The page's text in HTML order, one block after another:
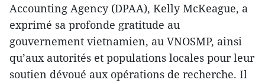
Accounting Agency (DPAA), Kelly McKeague, a
exprimé sa profonde gratitude au
gouvernement vietnamien, au VNOSMP, ainsi
qu’aux autorités et populations locales pour leur
soutien dévoué aux opérations de recherche. Il